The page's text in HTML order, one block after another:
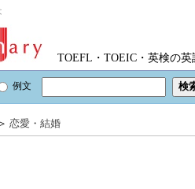
TOEFL・TOEIC・英検の英
例文
＞ 恋愛・結婚